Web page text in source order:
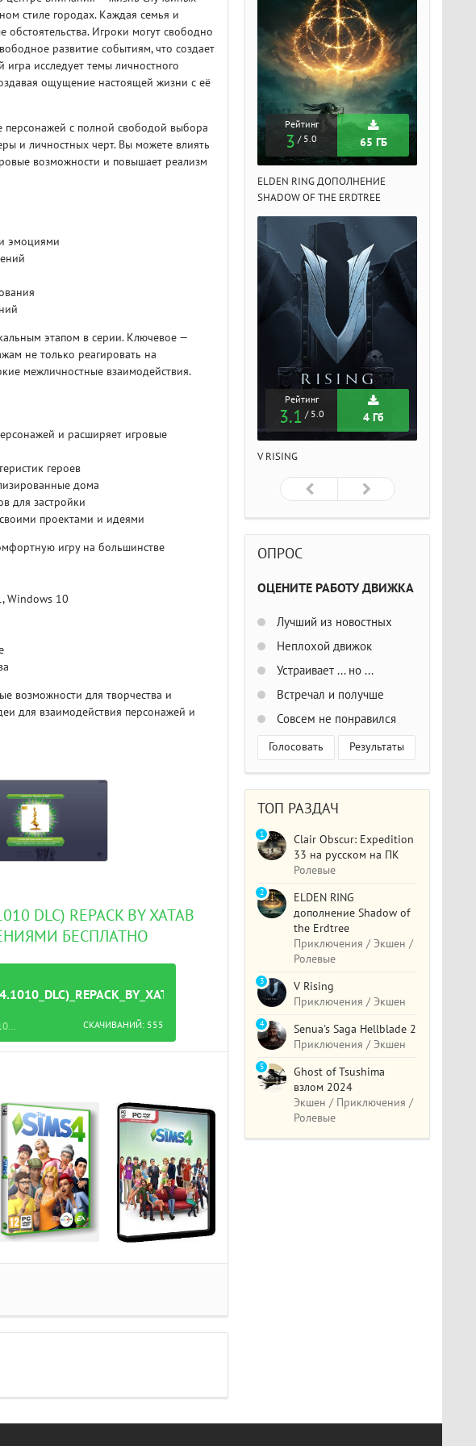
стиле городах. Каждая семья и
Игроки могут свободно
развитие событиям, что создает
исследует темы личностного
ощущение настоящей жизни с её
персонажей с полной свободой выбора
и личностных черт. Вы можете влиять
возможности и повышает реализм
эмоциями
этапом в серии. Ключевое —
не только реагировать на
межличностные взаимодействия.
и расширяет игровые
героев
дома
для застройки
проектами и идеями
игру на большинстве
Windows 10
возможности для творчества и
для взаимодействия персонажей и
DLC) REPACK BY XATAB
БЕСПЛАТНО
СКАЧИВАНИЙ: 555
Название файла: The_Sims_4_[Ru]_(1.13.104.1010_dlc)_Repack_by_xatab_[Deluxe_Edition].torrent
65 ГБ
Рейтинг
3 65 ГБ
Рейтинг
3 / 5.0 65 ГБ
ELDEN RING ДОПОЛНЕНИЕ
SHADOW OF THE ERDTREE
Рейтинг
3.1 / 5.0 4 Гб
V RISING
ОПРОС
ОЦЕНИТЕ РАБОТУ ДВИЖКА
Лучший из новостных
Неплохой движок
Устраивает ... но ...
Встречал и получше
Совсем не понравился
Голосовать Результаты
ТОП РАЗДАЧ
Clair Obscur: Expedition
33 на русском на ПК
Ролевые
1
ELDEN RING
дополнение Shadow of
the Erdtree
Приключения / Экшен /
Ролевые
2
V Rising
Приключения / Экшен
3
Senua's Saga Hellblade 2
Приключения / Экшен
4
Ghost of Tsushima
взлом 2024
Экшен / Приключения /
Ролевые
5